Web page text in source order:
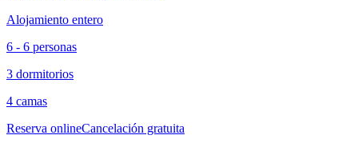
Alojamiento entero
6 - 6 personas
3 dormitorios
4 camas
Reserva onlineCancelación gratuita